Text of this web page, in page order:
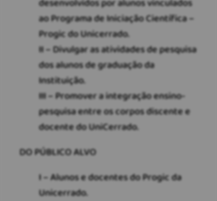
ao Programa de Iniciação Científica –
Progic do Unicerrado.
II – Divulgar as atividades de pesquisa
dos alunos de graduação da
Instituição.
III – Promover a integração ensino-
pesquisa entre os corpos discente e
docente do UniCerrado.
DO PÚBLICO ALVO
I – Alunos e docentes do Progic da
Unicerrado.